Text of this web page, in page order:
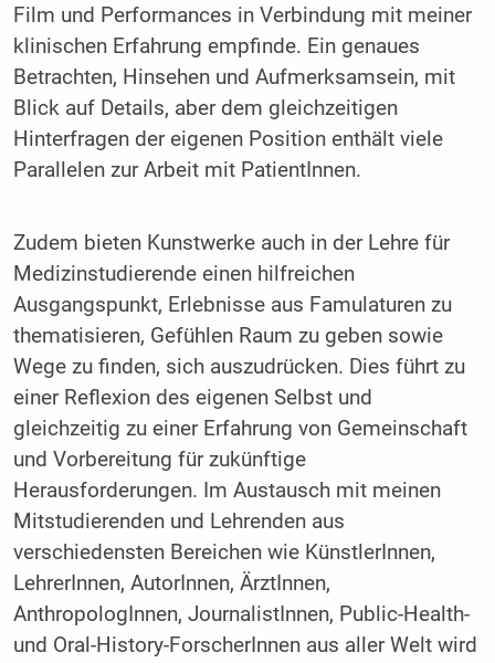
Film und Performances in Verbindung mit meiner
klinischen Erfahrung empfinde. Ein genaues
Betrachten, Hinsehen und Aufmerksamsein, mit
Blick auf Details, aber dem gleichzeitigen
Hinterfragen der eigenen Position enthält viele
Parallelen zur Arbeit mit PatientInnen.
Zudem bieten Kunstwerke auch in der Lehre für
Medizinstudierende einen hilfreichen
Ausgangspunkt, Erlebnisse aus Famulaturen zu
thematisieren, Gefühlen Raum zu geben sowie
Wege zu finden, sich auszudrücken. Dies führt zu
einer Reflexion des eigenen Selbst und
gleichzeitig zu einer Erfahrung von Gemeinschaft
und Vorbereitung für zukünftige
Herausforderungen. Im Austausch mit meinen
Mitstudierenden und Lehrenden aus
verschiedensten Bereichen wie KünstlerInnen,
LehrerInnen, AutorInnen, ÄrztInnen,
AnthropologInnen, JournalistInnen, Public-Health-
und Oral-History-ForscherInnen aus aller Welt wird